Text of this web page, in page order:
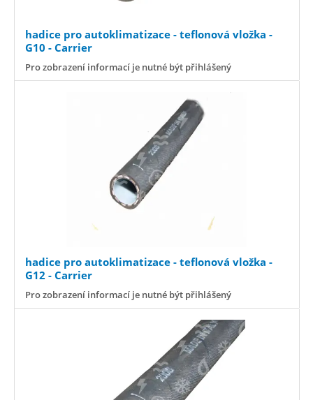
hadice pro autoklimatizace - teflonová vložka -
G10 - Carrier
Pro zobrazení informací je nutné být přihlášený
hadice pro autoklimatizace - teflonová vložka -
G12 - Carrier
Pro zobrazení informací je nutné být přihlášený